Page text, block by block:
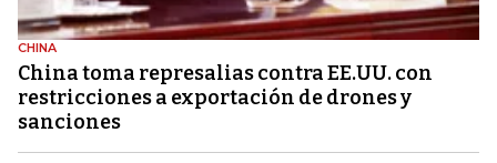
CHINA
China toma represalias contra EE.UU. con
restricciones a exportación de drones y
sanciones